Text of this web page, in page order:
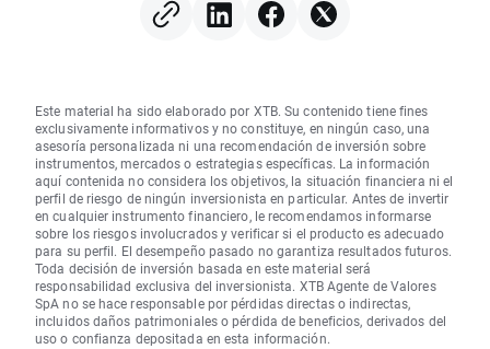
Este material ha sido elaborado por XTB. Su contenido tiene fines
exclusivamente informativos y no constituye, en ningún caso, una
asesoría personalizada ni una recomendación de inversión sobre
instrumentos, mercados o estrategias específicas. La información
aquí contenida no considera los objetivos, la situación financiera ni el
perfil de riesgo de ningún inversionista en particular. Antes de invertir
en cualquier instrumento financiero, le recomendamos informarse
sobre los riesgos involucrados y verificar si el producto es adecuado
para su perfil. El desempeño pasado no garantiza resultados futuros.
Toda decisión de inversión basada en este material será
responsabilidad exclusiva del inversionista. XTB Agente de Valores
SpA no se hace responsable por pérdidas directas o indirectas,
incluidos daños patrimoniales o pérdida de beneficios, derivados del
uso o confianza depositada en esta información.